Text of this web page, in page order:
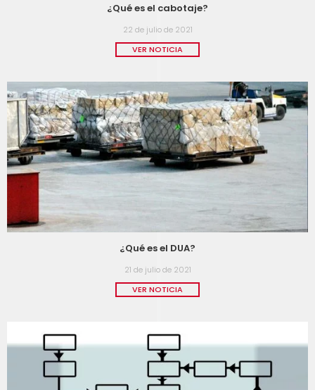
¿Qué es el cabotaje?
22 de julio de 2021
VER NOTICIA
¿Qué es el DUA?
21 de julio de 2021
VER NOTICIA